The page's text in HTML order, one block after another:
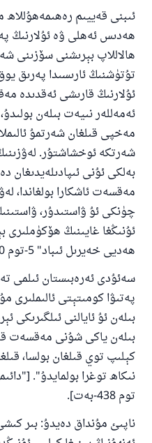
ئىبنى قەييىم
ھەدىس ئەھلى ۋە ئۇلارنىڭ
ھالاللاپ بېرىشنى
تۇتۈشنىڭ ئارىسىدا پەرىق
ئۇلارنىڭ قارىشى ئەقدىدە
ئەمەللەر نىيەت بىلەن
مەخپى قىلغان شەرتمۇ
شەرتكە ئوخشاشتۇر.
بەلكى ئۇنى ئىپادىلەيدىغان
مەقسەت ئاشكارا بولغاندا،
چۈنكى ئۇ ۋاستىدۇر،
ئۇنىڭغا غايىنىڭ ھۆكۈملىرى
ھەديى خەيرىل ئىباد" 5-توم 110-بەت].
سەئۇدى ئەرەبىستان ئىلمى
پەتىۋا كومىتېتى ئالىملىرى
بىلەن ئۇ ئايالنى ئىلگىرىكى
بىلەن ياكى شۇنى مەقسەت
كېلىپ توي قىلغان بولسا،
توم 438-بەت].
ناپىئ مۇنداق دەيدۇ: بىر